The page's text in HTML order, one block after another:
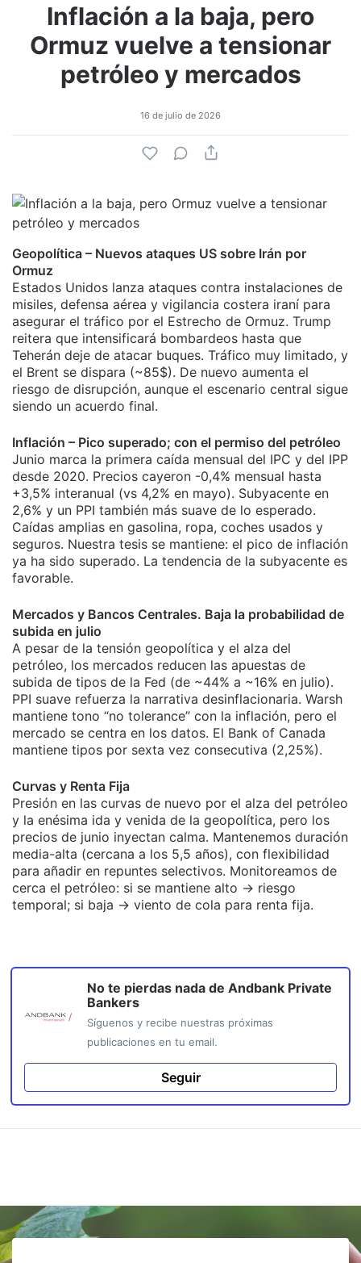
Inflación a la baja, pero
Ormuz vuelve a tensionar
petróleo y mercados
16 de julio de 2026
Geopolítica – Nuevos ataques US sobre Irán por
Ormuz
Estados Unidos lanza ataques contra instalaciones de
misiles, defensa aérea y vigilancia costera iraní para
asegurar el tráfico por el Estrecho de Ormuz. Trump
reitera que intensificará bombardeos hasta que
Teherán deje de atacar buques. Tráfico muy limitado, y
el Brent se dispara (~85$). De nuevo aumenta el
riesgo de disrupción, aunque el escenario central sigue
siendo un acuerdo final.
Inflación – Pico superado; con el permiso del petróleo
Junio marca la primera caída mensual del IPC y del IPP
desde 2020. Precios cayeron -0,4% mensual hasta
+3,5% interanual (vs 4,2% en mayo). Subyacente en
2,6% y un PPI también más suave de lo esperado.
Caídas amplias en gasolina, ropa, coches usados y
seguros. Nuestra tesis se mantiene: el pico de inflación
ya ha sido superado. La tendencia de la subyacente es
favorable.
Mercados y Bancos Centrales. Baja la probabilidad de
subida en julio
A pesar de la tensión geopolítica y el alza del
petróleo, los mercados reducen las apuestas de
subida de tipos de la Fed (de ~44% a ~16% en julio).
PPI suave refuerza la narrativa desinflacionaria. Warsh
mantiene tono “no tolerance” con la inflación, pero el
mercado se centra en los datos. El Bank of Canada
mantiene tipos por sexta vez consecutiva (2,25%).
Curvas y Renta Fija
Presión en las curvas de nuevo por el alza del petróleo
y la enésima ida y venida de la geopolítica, pero los
precios de junio inyectan calma. Mantenemos duración
media-alta (cercana a los 5,5 años), con flexibilidad
para añadir en repuntes selectivos. Monitoreamos de
cerca el petróleo: si se mantiene alto → riesgo
temporal; si baja → viento de cola para renta fija.
No te pierdas nada de Andbank Private
Bankers
Síguenos y recibe nuestras próximas
publicaciones en tu email.
Seguir